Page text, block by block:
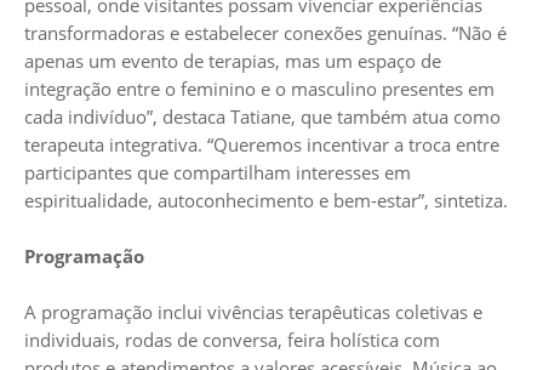
transformadoras e estabelecer conexões genuínas. “Não é
apenas um evento de terapias, mas um espaço de
integração entre o feminino e o masculino presentes em
cada indivíduo”, destaca Tatiane, que também atua como
terapeuta integrativa. “Queremos incentivar a troca entre
participantes que compartilham interesses em
espiritualidade, autoconhecimento e bem-estar”, sintetiza.
Programação
A programação inclui vivências terapêuticas coletivas e
individuais, rodas de conversa, feira holística com